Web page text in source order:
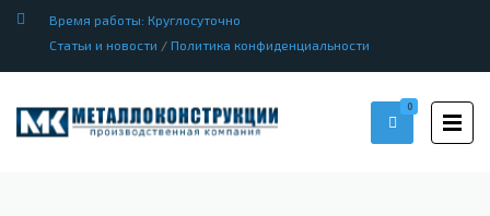
Время работы: Круглосуточно
Статьи и новости / Политика конфиденциальности
0